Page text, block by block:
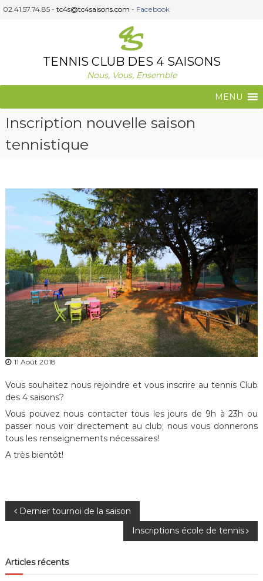
A02.41.57.74.85 - tc4s@tc4saisons.com - Facebook
TENNIS CLUB DES 4 SAISONS
Nous, Vous, Ensemble
MENU
Inscription nouvelle saison
tennistique
11 Août 2018
Vous souhaitez nous rejoindre et vous inscrire au tennis Club
des 4 saisons?
Vous pouvez nous contacter tous les jours de 9h à 23h ou
passer nous voir directement au club; nous vous donnerons
tous les renseignements nécessaires!
A très bientôt!
N
v
Dernier tournoi de la saison
Inscriptions école de tennis
Articles récents